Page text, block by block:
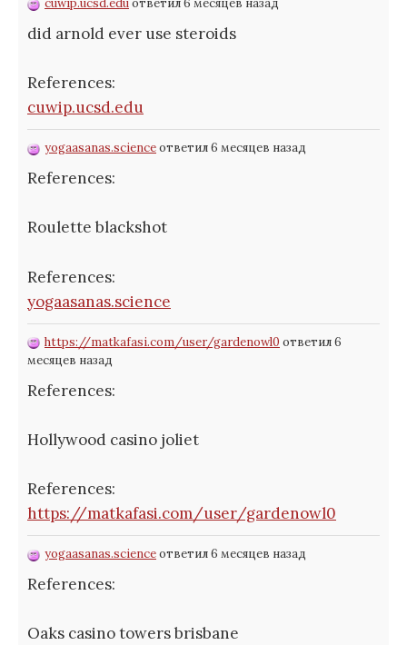
cuwip.ucsd.eduответил 6 месяцев назад
did arnold ever use steroids
References:
cuwip.ucsd.edu
yogaasanas.scienceответил 6 месяцев назад
References:
Roulette blackshot
References:
yogaasanas.science
https://matkafasi.com/user/gardenowl0 ответил 6
месяцев назад
References:
Hollywood casino joliet
References:
https://matkafasi.com/user/gardenowl0
yogaasanas.scienceответил 6 месяцев назад
References:
Oaks casino towers brisbane